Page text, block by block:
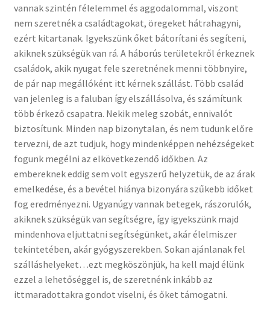
vannak szintén félelemmel és aggodalommal, viszont
nem szeretnék a családtagokat, öregeket hátrahagyni,
ezért kitartanak. Igyekszünk őket bátorítani és segíteni,
akiknek szükségük van rá. A háborús területekről érkeznek
családok, akik nyugat fele szeretnének menni többnyire,
de pár nap megállóként itt kérnek szállást. Több család
van jelenleg is a faluban így elszállásolva, és számítunk
több érkező csapatra. Nekik meleg szobát, ennivalót
biztosítunk. Minden nap bizonytalan, és nem tudunk előre
tervezni, de azt tudjuk, hogy mindenképpen nehézségeket
fogunk megélni az elkövetkezendő időkben. Az
embereknek eddig sem volt egyszerű helyzetük, de az árak
emelkedése, és a bevétel hiánya bizonyára szűkebb időket
fog eredményezni. Ugyanúgy vannak betegek, rászorulók,
akiknek szükségük van segítségre, így igyekszünk majd
mindenhova eljuttatni segítségünket, akár élelmiszer
tekintetében, akár gyógyszerekben. Sokan ajánlanak fel
szálláshelyeket…ezt megköszönjük, ha kell majd élünk
ezzel a lehetőséggel is, de szeretnénk inkább az
ittmaradottakra gondot viselni, és őket támogatni.